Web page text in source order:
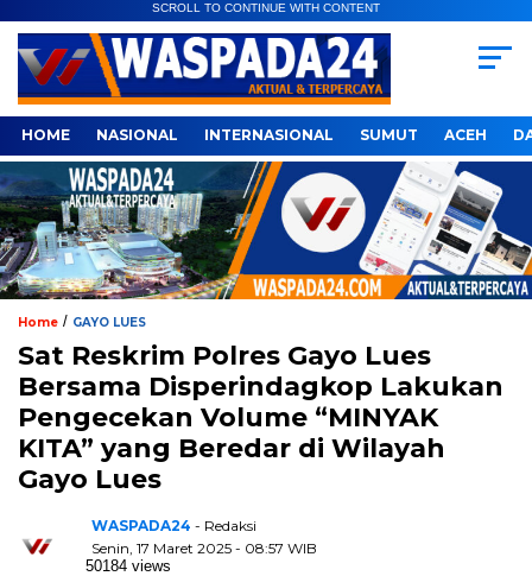
SCROLL TO CONTINUE WITH CONTENT
HOME NASIONAL INTERNASIONAL SUMUT ACEH
Home / GAYO LUES
Sat Reskrim Polres Gayo Lues
Bersama Disperindagkop Lakukan
Pengecekan Volume “MINYAK
KITA” yang Beredar di Wilayah
Gayo Lues
WASPADA24 - Redaksi
Senin, 17 Maret 2025 - 08:57 WIB
50184 views